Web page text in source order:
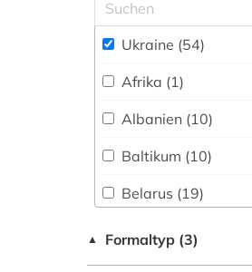
Physik (0)
Politologie (16)
Psychologie (0)
Rechtswissenschaft
Slavistik (24)
Soziologie (5)
kernkraftwerk (2)
kinderliteratur (1)
kirchenbuch (1)
kirchliche
komitet
bezopasnosti (1)
frei verfügbar (33)
Nationallizenz-Login
Einzelpersonen (10)
Ukraine (54)
Afrika (1)
Albanien (10)
Baltikum (10)
Belarus (19)
Herzegowina (10)
▲ Formaltyp (3)